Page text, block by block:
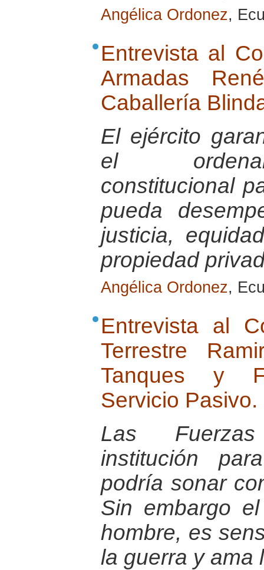
Angélica Ordonez,
Entrevista al
Armadas
Caballería
El ejército
el
constitucional
pueda
justicia,
propiedad
Angélica Ordonez,
Entrevista al
Terrestre
Tanques y
Servicio Pasivo.
Las
institución
podría sonar
Sin embargo
hombre, es
la guerra y ama